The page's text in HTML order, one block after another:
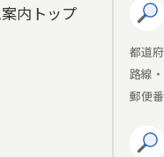
内トップ
都道
路線
郵便